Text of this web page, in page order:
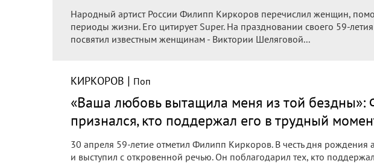
Народный артист России Филипп Киркоров перечислил женщин,
периоды жизни. Его цитирует Super. На праздновании своего 59-
посвятил известным женщинам - Виктории Шеляговой...
КИРКОРОВ | Поп
«Ваша любовь вытащила меня из той
признался, кто поддержал его в трудный
30 апреля 59-летие отметил Филипп Киркоров. В честь дня рождения
и выступил с откровенной речью. Он поблагодарил тех, кто